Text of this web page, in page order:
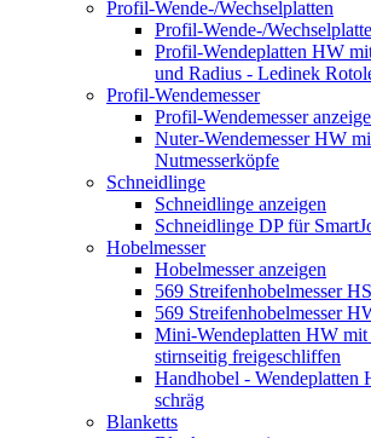
Profil-Wende-/Wechselplatten
Profil-Wende-/
Profil-Wendeplatten HW
und Radius - Ledinek
Profil-Wendemesser
Profil-Wendemesser
Nuter-Wendemesser HW
Nutmesserköpfe
Schneidlinge
Schneidlinge anzeigen
Schneidlinge DP für
Hobelmesser
Hobelmesser anzeigen
569 Streifenhobelmesser
569 Streifenhobelmesser
Mini-Wendeplatten HW mit
stirnseitig freigeschliffen
Handhobel - Wendeplatten
schräg
Blanketts